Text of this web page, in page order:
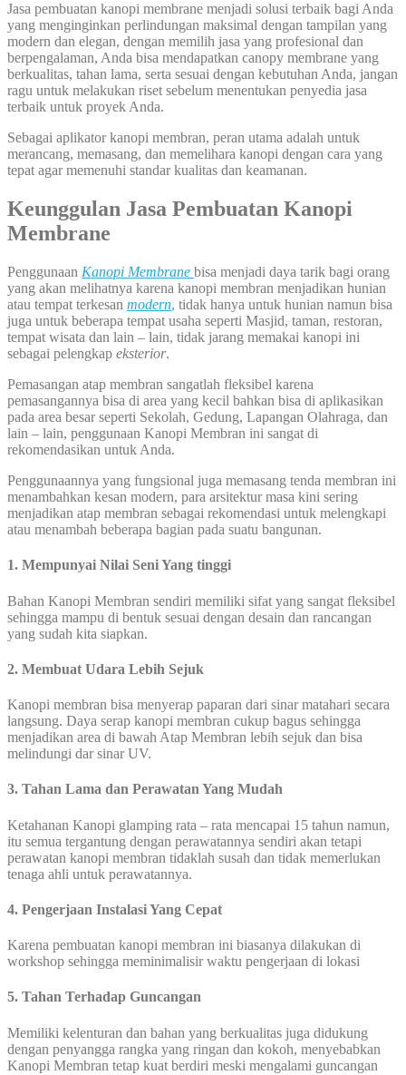
Jasa pembuatan kanopi membrane menjadi solusi terbaik bagi Anda
yang menginginkan perlindungan maksimal dengan tampilan yang
modern dan elegan, dengan memilih jasa yang profesional dan
berpengalaman, Anda bisa mendapatkan canopy membrane yang
berkualitas, tahan lama, serta sesuai dengan kebutuhan Anda, jangan
ragu untuk melakukan riset sebelum menentukan penyedia jasa
terbaik untuk proyek Anda.
Sebagai aplikator kanopi membran, peran utama adalah untuk
merancang, memasang, dan memelihara kanopi dengan cara yang
tepat agar memenuhi standar kualitas dan keamanan.
Keunggulan Jasa Pembuatan Kanopi
Membrane
Penggunaan Kanopi Membrane bisa menjadi daya tarik bagi orang
yang akan melihatnya karena kanopi membran menjadikan hunian
atau tempat terkesan modern, tidak hanya untuk hunian namun bisa
juga untuk beberapa tempat usaha seperti Masjid, taman, restoran,
tempat wisata dan lain – lain, tidak jarang memakai kanopi ini
sebagai pelengkap eksterior.
Pemasangan atap membran sangatlah fleksibel karena
pemasangannya bisa di area yang kecil bahkan bisa di aplikasikan
pada area besar seperti Sekolah, Gedung, Lapangan Olahraga, dan
lain – lain, penggunaan Kanopi Membran ini sangat di
rekomendasikan untuk Anda.
Penggunaannya yang fungsional juga memasang tenda membran ini
menambahkan kesan modern, para arsitektur masa kini sering
menjadikan atap membran sebagai rekomendasi untuk melengkapi
atau menambah beberapa bagian pada suatu bangunan.
1. Mempunyai Nilai Seni Yang tinggi
Bahan Kanopi Membran sendiri memiliki sifat yang sangat fleksibel
sehingga mampu di bentuk sesuai dengan desain dan rancangan
yang sudah kita siapkan.
2. Membuat Udara Lebih Sejuk
Kanopi membran bisa menyerap paparan dari sinar matahari secara
langsung. Daya serap kanopi membran cukup bagus sehingga
menjadikan area di bawah Atap Membran lebih sejuk dan bisa
melindungi dar sinar UV.
3. Tahan Lama dan Perawatan Yang Mudah
Ketahanan Kanopi glamping rata – rata mencapai 15 tahun namun,
itu semua tergantung dengan perawatannya sendiri akan tetapi
perawatan kanopi membran tidaklah susah dan tidak memerlukan
tenaga ahli untuk perawatannya.
4. Pengerjaan Instalasi Yang Cepat
Karena pembuatan kanopi membran ini biasanya dilakukan di
workshop sehingga meminimalisir waktu pengerjaan di lokasi
5. Tahan Terhadap Guncangan
Memiliki kelenturan dan bahan yang berkualitas juga didukung
dengan penyangga rangka yang ringan dan kokoh, menyebabkan
Kanopi Membran tetap kuat berdiri meski mengalami guncangan